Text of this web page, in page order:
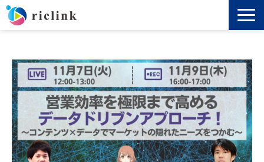
料金
導入事例
セミナー